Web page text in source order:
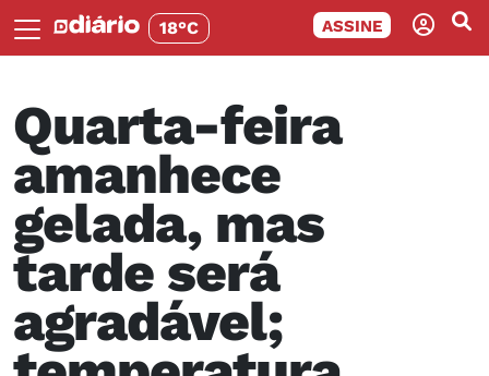
18°C ASSINE
Quarta-feira
amanhece
gelada, mas
tarde será
agradável;